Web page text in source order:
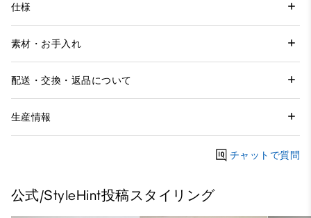
仕様
素材・お手入れ
配送・交換・返品について
生産情報
チャットで質問
公式/StyleHint投稿スタイリング